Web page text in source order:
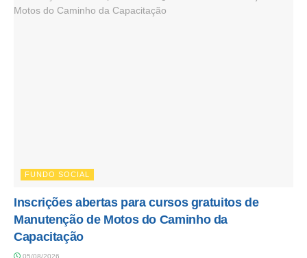
FUNDO SOCIAL
Inscrições abertas para cursos gratuitos de
Manutenção de Motos do Caminho da
Capacitação
05/08/2026